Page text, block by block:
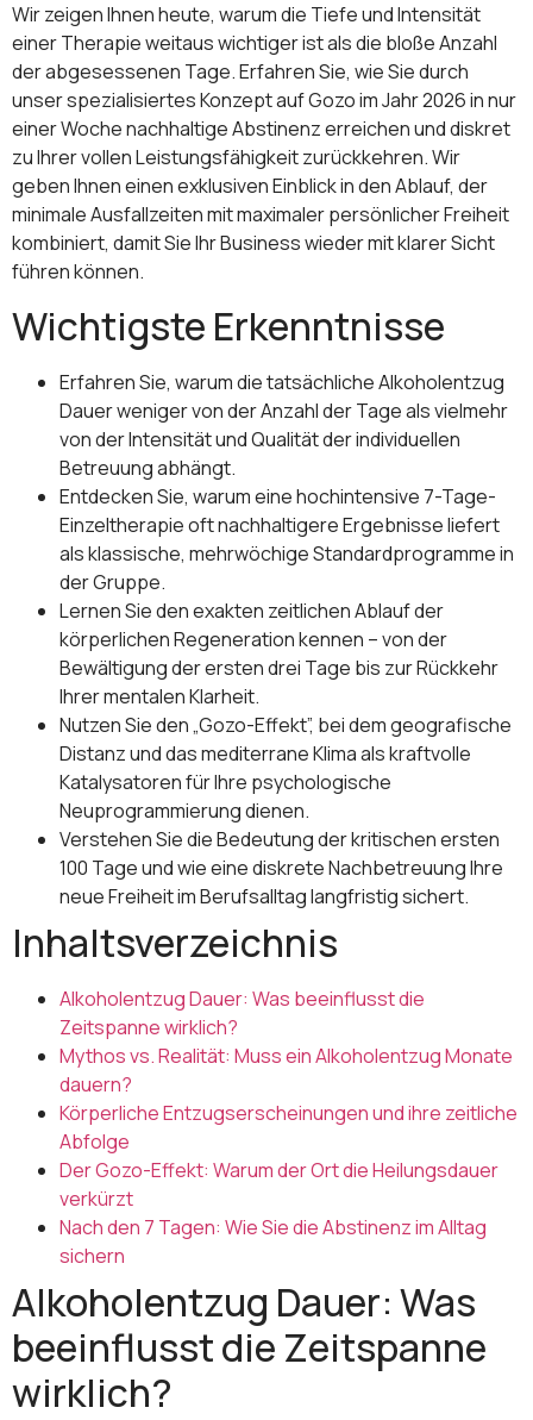
Wir zeigen Ihnen heute, warum die Tiefe und Intensität
einer Therapie weitaus wichtiger ist als die bloße Anzahl
der abgesessenen Tage. Erfahren Sie, wie Sie durch
unser spezialisiertes Konzept auf Gozo im Jahr 2026 in nur
einer Woche nachhaltige Abstinenz erreichen und diskret
zu Ihrer vollen Leistungsfähigkeit zurückkehren. Wir
geben Ihnen einen exklusiven Einblick in den Ablauf, der
minimale Ausfallzeiten mit maximaler persönlicher Freiheit
kombiniert, damit Sie Ihr Business wieder mit klarer Sicht
führen können.
Wichtigste Erkenntnisse
Erfahren Sie, warum die tatsächliche Alkoholentzug
Dauer weniger von der Anzahl der Tage als vielmehr
von der Intensität und Qualität der individuellen
Betreuung abhängt.
Entdecken Sie, warum eine hochintensive 7-Tage-
Einzeltherapie oft nachhaltigere Ergebnisse liefert
als klassische, mehrwöchige Standardprogramme in
der Gruppe.
Lernen Sie den exakten zeitlichen Ablauf der
körperlichen Regeneration kennen – von der
Bewältigung der ersten drei Tage bis zur Rückkehr
Ihrer mentalen Klarheit.
Nutzen Sie den „Gozo-Effekt”, bei dem geografische
Distanz und das mediterrane Klima als kraftvolle
Katalysatoren für Ihre psychologische
Neuprogrammierung dienen.
Verstehen Sie die Bedeutung der kritischen ersten
100 Tage und wie eine diskrete Nachbetreuung Ihre
neue Freiheit im Berufsalltag langfristig sichert.
Inhaltsverzeichnis
Alkoholentzug Dauer: Was beeinflusst die
Zeitspanne wirklich?
Mythos vs. Realität: Muss ein Alkoholentzug Monate
dauern?
Körperliche Entzugserscheinungen und ihre zeitliche
Abfolge
Der Gozo-Effekt: Warum der Ort die Heilungsdauer
verkürzt
Nach den 7 Tagen: Wie Sie die Abstinenz im Alltag
sichern
Alkoholentzug Dauer: Was
beeinflusst die Zeitspanne
wirklich?